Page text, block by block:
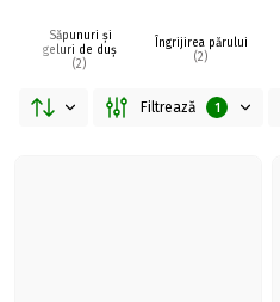
Săpunuri și
geluri de duș
(2)
Îngrijirea părului
(2)
Filtrează 1